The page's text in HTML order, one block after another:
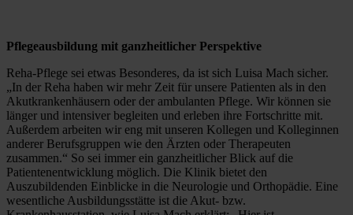
Pflegeausbildung mit ganzheitlicher Perspektive
Reha-Pflege sei etwas Besonderes, da ist sich Luisa Mach sicher.
„In der Reha haben wir mehr Zeit für unsere Patienten als in den
Akutkrankenhäusern oder der ambulanten Pflege. Wir können sie
länger und intensiver begleiten und erleben ihre Fortschritte mit.
Außerdem arbeiten wir eng mit unseren Kollegen und Kolleginnen
anderer Berufsgruppen wie den Ärzten oder Therapeuten
zusammen.“ So sei immer ein ganzheitlicher Blick auf die
Patientenentwicklung möglich. Die Klinik bietet den
Auszubildenden Einblicke in die Neurologie und Orthopädie. Eine
wesentliche Ausbildungsstätte ist die Akut- bzw.